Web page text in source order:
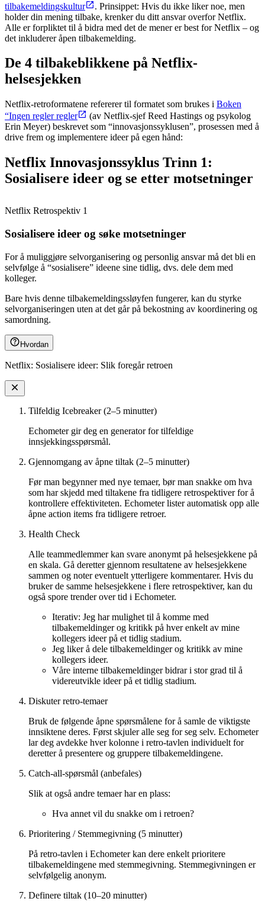
tilbakemeldingskultur
. Prinsippet: Hvis du ikke liker noe, men
holder din mening tilbake, krenker du ditt ansvar overfor Netflix.
Alle er forpliktet til å bidra med det de mener er best for Netflix – og
det inkluderer åpen tilbakemelding.
De 4 tilbakeblikkene på Netflix-
helsesjekken
Netflix-retroformatene refererer til formatet som brukes i Boken
“Ingen regler regler
(av Netflix-sjef Reed Hastings og psykolog
Erin Meyer) beskrevet som “innovasjonssyklusen”, prosessen med å
drive frem og implementere ideer på egen hånd:
Netflix Innovasjonssyklus Trinn 1:
Sosialisere ideer og se etter motsetninger
Netflix Retrospektiv 1
Sosialisere ideer og søke motsetninger
For å muliggjøre selvorganisering og personlig ansvar må det bli en
selvfølge å “sosialisere” ideene sine tidlig, dvs. dele dem med
kolleger.
Bare hvis denne tilbakemeldingssløyfen fungerer, kan du styrke
selvorganiseringen uten at det går på bekostning av koordinering og
samordning.
Hvordan
Netflix: Sosialisere ideer: Slik foregår retroen
Tilfeldig Icebreaker (2–5 minutter)
Echometer gir deg en generator for tilfeldige
innsjekkingsspørsmål.
Gjennomgang av åpne tiltak (2–5 minutter)
Før man begynner med nye temaer, bør man snakke om hva
som har skjedd med tiltakene fra tidligere retrospektiver for å
kontrollere effektiviteten. Echometer lister automatisk opp alle
åpne action items fra tidligere retroer.
Health Check
Alle teammedlemmer kan svare anonymt på helsesjekkene på
en skala. Gå deretter gjennom resultatene av helsesjekkene
sammen og noter eventuelt ytterligere kommentarer. Hvis du
bruker de samme helsesjekkene i flere retrospektiver, kan du
også spore trender over tid i Echometer.
Iterativ: Jeg har mulighet til å komme med
tilbakemeldinger og kritikk på hver enkelt av mine
kollegers ideer på et tidlig stadium.
Jeg liker å dele tilbakemeldinger og kritikk av mine
kollegers ideer.
Våre interne tilbakemeldinger bidrar i stor grad til å
videreutvikle ideer på et tidlig stadium.
Diskuter retro-temaer
Bruk de følgende åpne spørsmålene for å samle de viktigste
innsiktene deres. Først skjuler alle seg for seg selv. Echometer
lar deg avdekke hver kolonne i retro-tavlen individuelt for
deretter å presentere og gruppere tilbakemeldingene.
Catch-all-spørsmål (anbefales)
Slik at også andre temaer har en plass:
Hva annet vil du snakke om i retroen?
Prioritering / Stemmegivning (5 minutter)
På retro-tavlen i Echometer kan dere enkelt prioritere
tilbakemeldingene med stemmegivning. Stemmegivningen er
selvfølgelig anonym.
Definere tiltak (10–20 minutter)